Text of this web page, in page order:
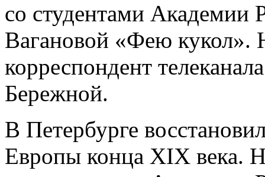
со студентами Академии
Вагановой «Фею кукол».
корреспондент
Бережной.
В Петербурге
Европы конца XIX века.